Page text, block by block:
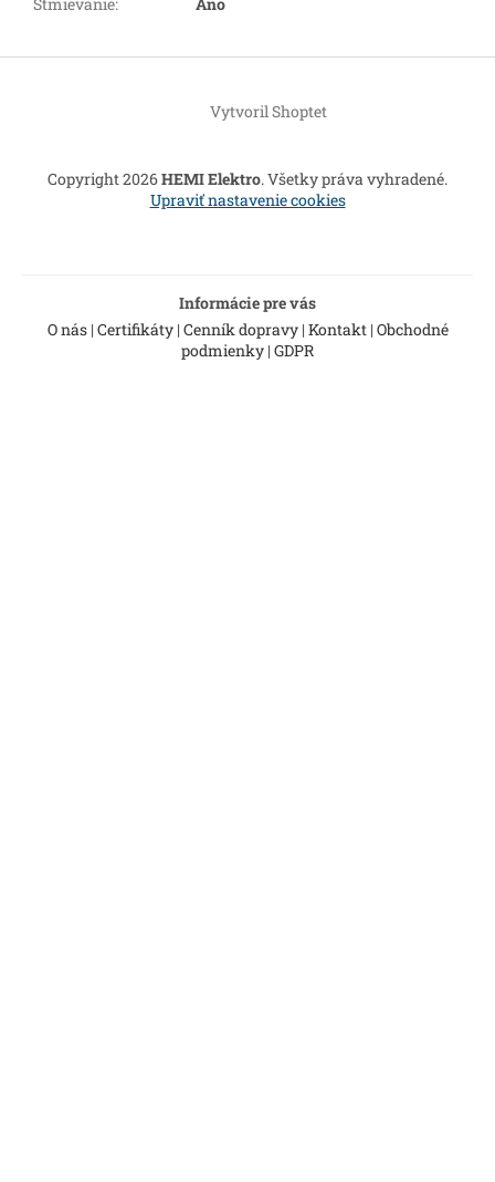
Vytvoril Shoptet
Copyright 2026HEMI Elektro. Všetky práva vyhradené.
Upraviť nastavenie cookies
Informácie pre vás
O nás| Certifikáty| Cenník dopravy| Kontakt| Obchodné
podmienky | GDPR